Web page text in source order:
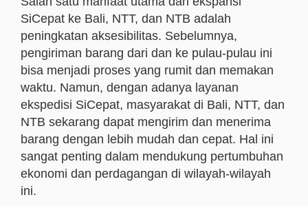
SiCepat ke Bali, NTT, dan NTB adalah
peningkatan aksesibilitas. Sebelumnya,
pengiriman barang dari dan ke pulau-pulau ini
bisa menjadi proses yang rumit dan memakan
waktu. Namun, dengan adanya layanan
ekspedisi SiCepat, masyarakat di Bali, NTT, dan
NTB sekarang dapat mengirim dan menerima
barang dengan lebih mudah dan cepat. Hal ini
sangat penting dalam mendukung pertumbuhan
ekonomi dan perdagangan di wilayah-wilayah
ini.